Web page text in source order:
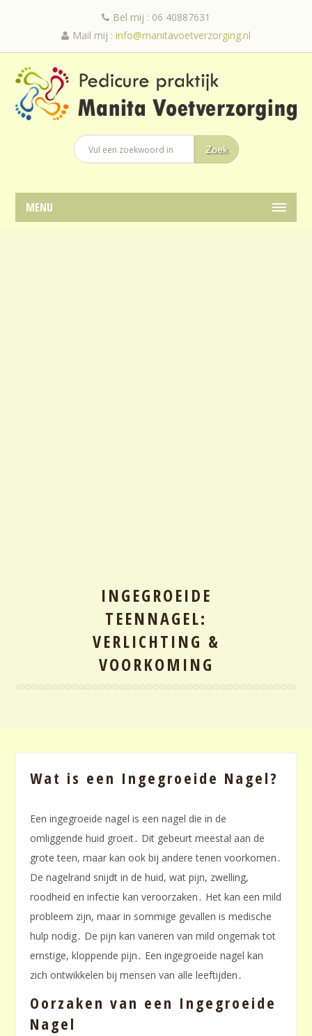
Bel mij : 06 40887631
Mail mij : info@manitavoetverzorging.nl
MENU
INGEGROEIDE
TEENNAGEL:
VERLICHTING &
VOORKOMING
Wat is een Ingegroeide Nagel?
Een ingegroeide nagel is een nagel die in de
omliggende huid groeit․ Dit gebeurt meestal aan de
grote teen, maar kan ook bij andere tenen voorkomen․
De nagelrand snijdt in de huid, wat pijn, zwelling,
roodheid en infectie kan veroorzaken․ Het kan een mild
probleem zijn, maar in sommige gevallen is medische
hulp nodig․ De pijn kan variëren van mild ongemak tot
ernstige, kloppende pijn․ Een ingegroeide nagel kan
zich ontwikkelen bij mensen van alle leeftijden․
Oorzaken van een Ingegroeide
Nagel